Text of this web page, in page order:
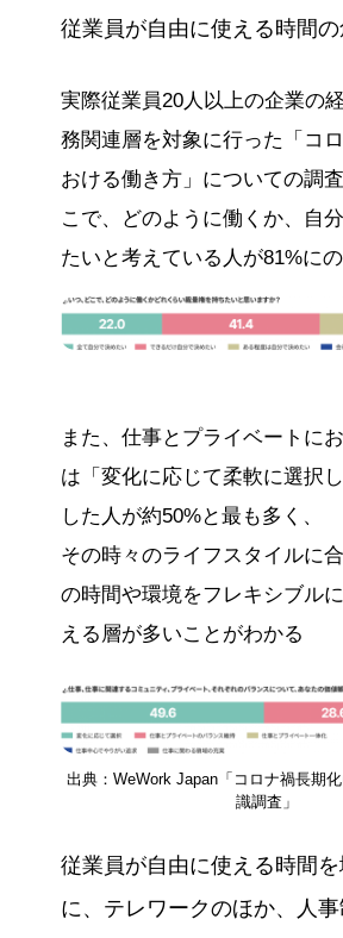
従業員が自由に使える時間
実際従業員20人以上の企業の
務関連層を対象に行った「コ
おける働き方」についての調
こで、どのように働くか、自
たいと考えている人が81%に
また、仕事とプライベートに
は「変化に応じて柔軟に選択
した人が約50%と最も多く、
その時々のライフスタイルに
の時間や環境をフレキシブル
える層が多いことがわかる
出典：WeWork Japan「コロナ禍長期
識調査」
従業員が自由に使える時間
に、テレワークのほか、人